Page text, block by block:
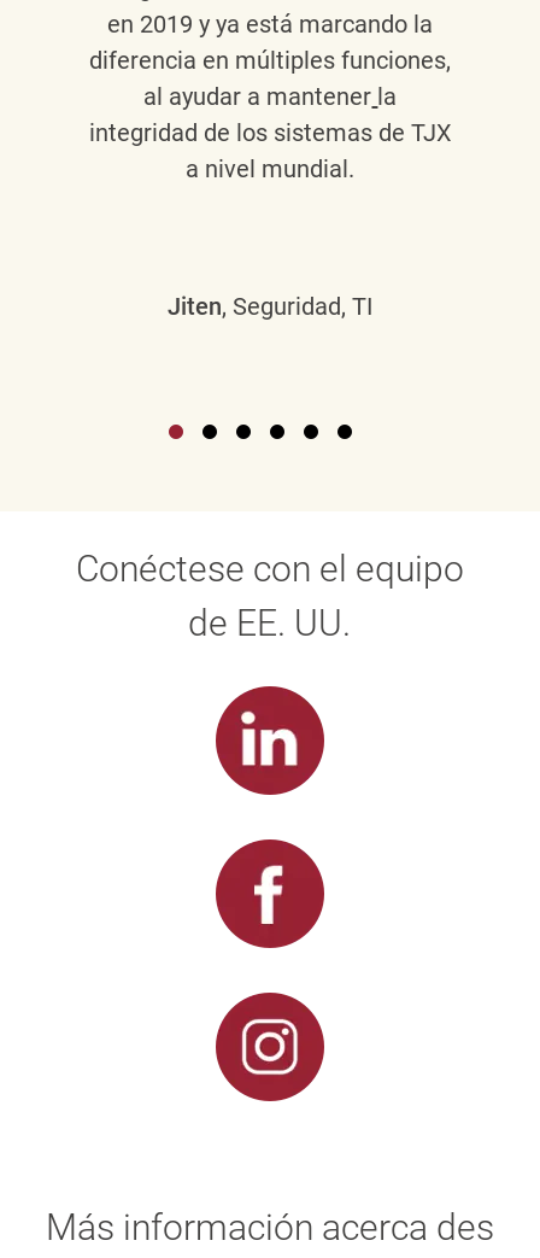
en 2019 y ya está marcando la
diferencia en múltiples funciones,
al ayudar a mantener la
integridad de los sistemas de TJX
a nivel mundial.
Jiten, Seguridad, TI
Conéctese con el equipo
de EE. UU.
Más información acerca des